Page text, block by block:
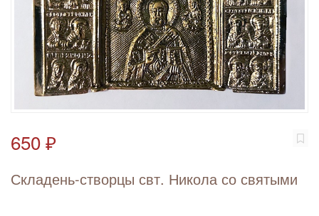
650 ₽
Складень-створцы свт. Никола со святыми